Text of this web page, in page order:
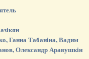
Ганна Табаніна, Вадим
Олександр Аравушкін